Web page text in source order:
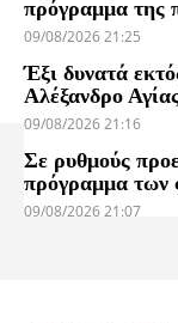
πρόγραμμα της
09/08/2026 21:25
Έξι δυνατά
Αλέξανδρο
09/08/2026 21:16
Σε ρυθμούς
πρόγραμμα των
09/08/2026 21:07